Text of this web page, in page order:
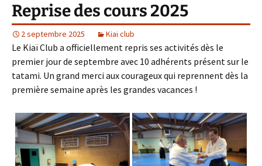
Reprise des cours 2025
2 septembre 2025 Kiai club
Le Kiaï Club a officiellement repris ses activités dès le
premier jour de septembre avec 10 adhérents présent sur le
tatami. Un grand merci aux courageux qui reprennent dès la
première semaine après les grandes vacances !